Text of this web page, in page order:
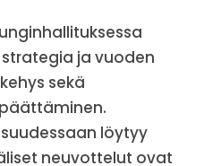
ja vuoden
sekä
löytyy
neuvottelut ovat